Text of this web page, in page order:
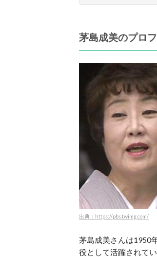
茅島成美のプロ
出典：https://pbs.twimg.com/
茅島成美さんは1950
役として活躍されて